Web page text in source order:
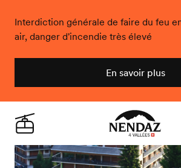
Interdiction générale de faire du feu
air, danger d'incendie très élevé
En savoir plus
Live